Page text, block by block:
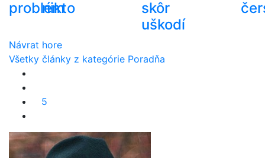
problém
nikto
skôr
uškodí
Návrat hore
Všetky články z kategórie Poradňa
5